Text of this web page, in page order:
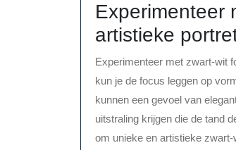
Experimenteer
artistieke
Experimenteer met zwart-wit
kun je de focus leggen op
kunnen een gevoel van
uitstraling krijgen die de tand
om unieke en artistieke